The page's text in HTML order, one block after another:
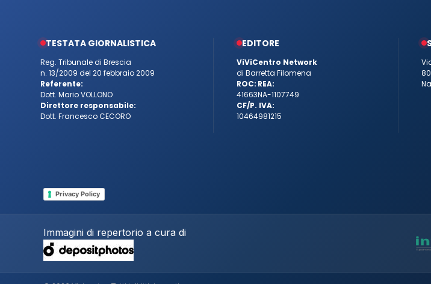
TESTATA GIORNALISTICA
Reg. Tribunale di Brescia
n. 13/2009 del 20 febbraio 2009
Referente:
Dott. Mario VOLLONO
Direttore responsabile:
Dott. Francesco CECORO
EDITORE
ViViCentro Network
di Barretta Filomena
ROC:
41663
REA:
NA-1107749
CF/P. IVA:
10464981215
Privacy Policy
Immagini di repertorio a cura di